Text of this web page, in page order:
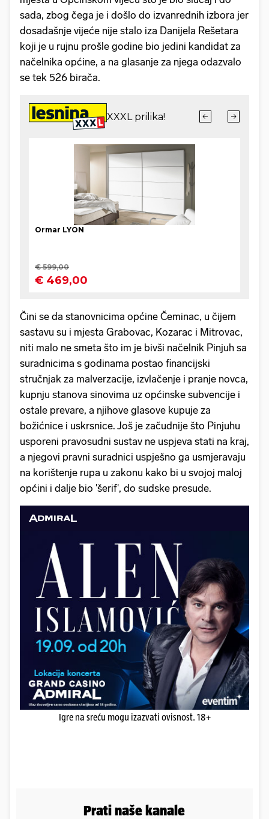
sada, zbog čega je i došlo do izvanrednih izbora jer
dosadašnje vijeće nije stalo iza Danijela Rešetara
koji je u rujnu prošle godine bio jedini kandidat za
načelnika općine, a na glasanje za njega odazvalo
se tek 526 birača.
Čini se da stanovnicima općine Čeminac, u čijem
sastavu su i mjesta Grabovac, Kozarac i Mitrovac,
niti malo ne smeta što im je bivši načelnik Pinjuh sa
suradnicima s godinama postao financijski
stručnjak za malverzacije, izvlačenje i pranje novca,
kupnju stanova sinovima uz općinske subvencije i
ostale prevare, a njihove glasove kupuje za
božićnice i uskrsnice. Još je začudnije što Pinjuhu
usporeni pravosudni sustav ne uspjeva stati na kraj,
a njegovi pravni suradnici uspješno ga usmjeravaju
na korištenje rupa u zakonu kako bi u svojoj maloj
općini i dalje bio 'šerif', do sudske presude.
Igre na sreću mogu izazvati ovisnost. 18+
Prati naše kanale